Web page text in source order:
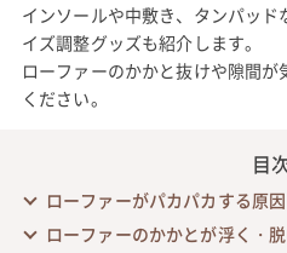
インソールや中敷き、タンパッ
イズ調整グッズも紹介します。
ローファーのかかと抜けや隙間
ください。
目
ローファーがパカパカする原
ローファーのかかとが浮く・